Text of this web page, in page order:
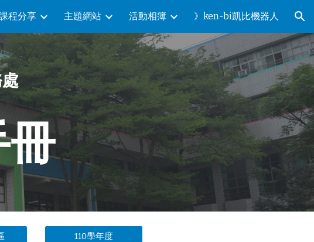
to navigation
程分享 主題網站 活動相簿 》ken-bi凱比機器人
110學年度